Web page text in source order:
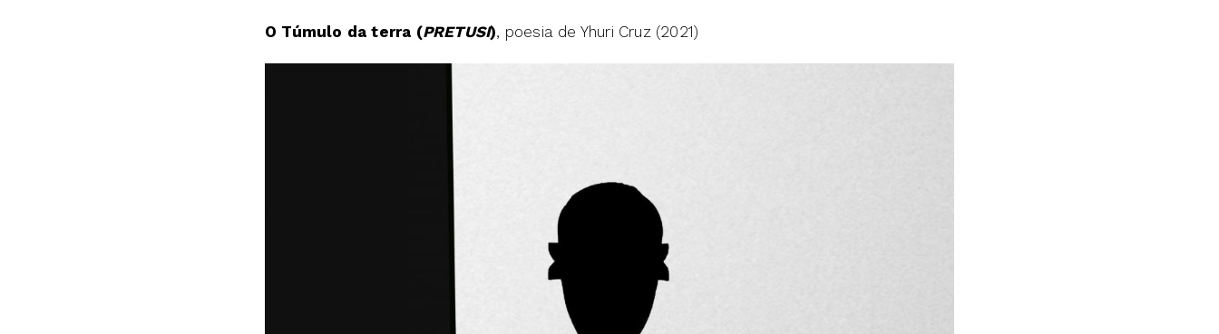
O Túmulo da terra (PRETUSI), poesia de Yhuri Cruz (2021)